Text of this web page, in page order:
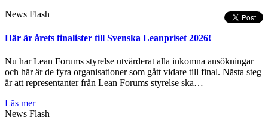
News Flash
Här är årets finalister till Svenska Leanpriset 2026!
Nu har Lean Forums styrelse utvärderat alla inkomna ansökningar
och här är de fyra organisationer som gått vidare till final. Nästa steg
är att representanter från Lean Forums styrelse ska…
Läs mer
News Flash